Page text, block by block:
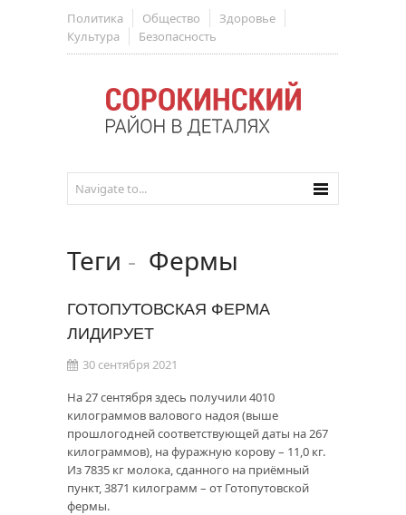
Политика Общество
Здоровье
Культура
Безопасность
Теги - Фермы
ГОТОПУТОВСКАЯ ФЕРМА
ЛИДИРУЕТ
30 сентября 2021
На 27 сентября здесь получили 4010
килограммов валового надоя (выше
прошлогодней соответствующей даты на 267
килограммов), на фуражную корову – 11,0 кг.
Из 7835 кг молока, сданного на приёмный
пункт, 3871 килограмм – от Готопутовской
фермы.